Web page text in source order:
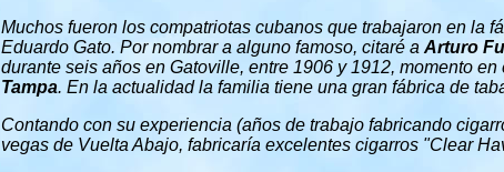
Muchos fueron los compatriotas cubanos que trabajaron en la
Eduardo Gato. Por nombrar a alguno famoso, citaré a Arturo
durante seis años en Gatoville, entre 1906 y 1912, momento
Tampa. En la actualidad la familia tiene una gran fábrica de
Contando con su experiencia (años de trabajo fabricando
vegas de Vuelta Abajo, fabricaría excelentes cigarros "Clear